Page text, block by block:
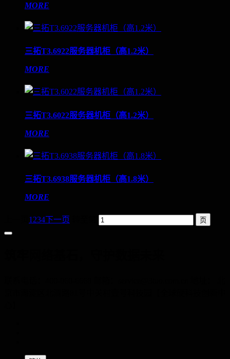
MORE
三拓T3.6922服务器机柜（高1.2米）
MORE
三拓T3.6022服务器机柜（高1.2米）
MORE
三拓T3.6938服务器机柜（高1.8米）
MORE
1234下一页